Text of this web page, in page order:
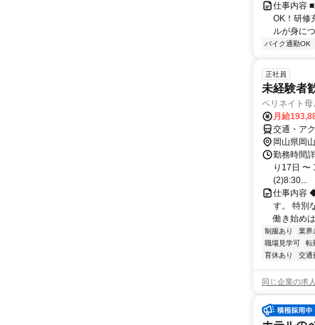
仕事内容
OK！研修
ルが身に
バイク通勤OK
正社員
未経験者
ペリネイト
月給
交通・ア
岡山県岡
勤務時間
り17日 〜
(2)8:30...
仕事内容
す。 特別
働き始め
制服あり 業界
職場見学可
転
育休あり
交通
同じ企業の求人